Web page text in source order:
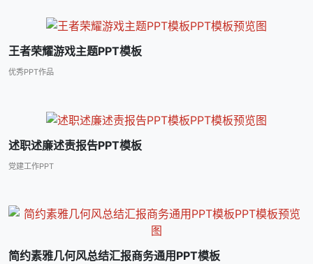
王者荣耀游戏主题PPT模板
优秀PPT作品
述职述廉述责报告PPT模板
党建工作PPT
简约素雅几何风总结汇报商务通用PPT模板